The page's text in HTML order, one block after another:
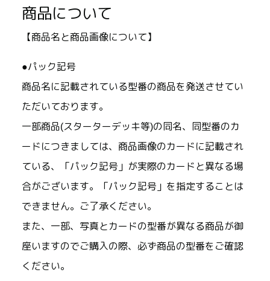
商品について
【商品名と商品画像について】
●パック記号
商品名に記載されている型番の商品を発送させてい
ただいております。
一部商品(スターターデッキ等)の同名、同型番のカ
ードにつきましては、商品画像のカードに記載され
ている、「パック記号」が実際のカードと異なる場
合がございます。「パック記号」を指定することは
できません。ご了承ください。
また、一部、写真とカードの型番が異なる商品が御
座いますのでご購入の際、必ず商品の型番をご確認
ください。